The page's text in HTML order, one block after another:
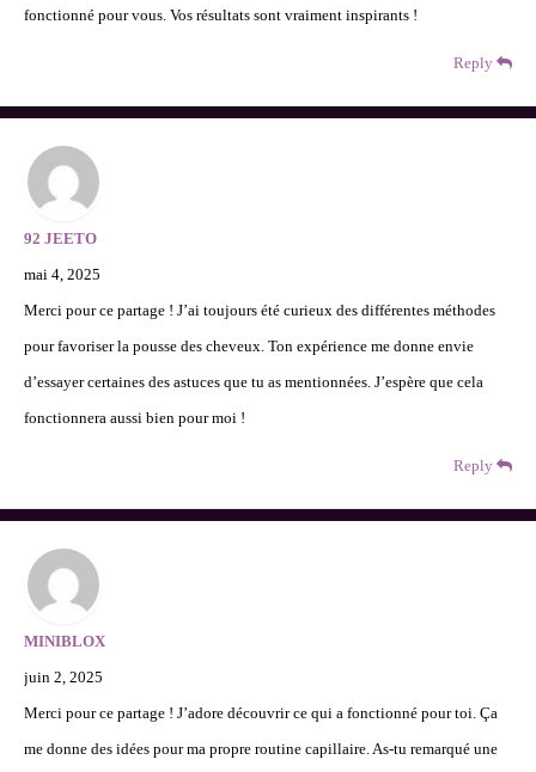
fonctionné pour vous. Vos résultats sont vraiment inspirants !
Reply
92 JEETO
mai 4, 2025
Merci pour ce partage ! J’ai toujours été curieux des différentes méthodes
pour favoriser la pousse des cheveux. Ton expérience me donne envie
d’essayer certaines des astuces que tu as mentionnées. J’espère que cela
fonctionnera aussi bien pour moi !
Reply
MINIBLOX
juin 2, 2025
Merci pour ce partage ! J’adore découvrir ce qui a fonctionné pour toi. Ça
me donne des idées pour ma propre routine capillaire. As-tu remarqué une